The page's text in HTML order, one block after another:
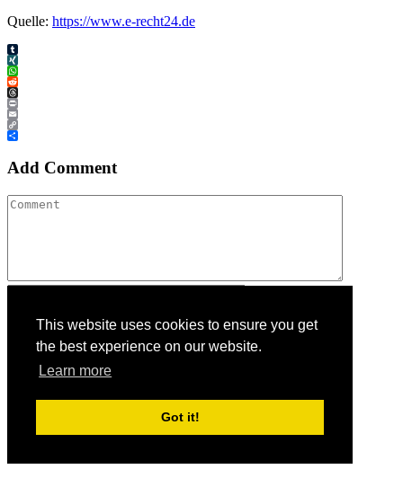
This website uses cookies to ensure you get
the best experience on our website.
Learn more
Got it!
Quelle: https://www.e-recht24.de
Tumblr
XING
WhatsApp
Reddit
Threads
Print
Email
Copy
Link
Teilen
Add Comment
Post Comment
Werbung